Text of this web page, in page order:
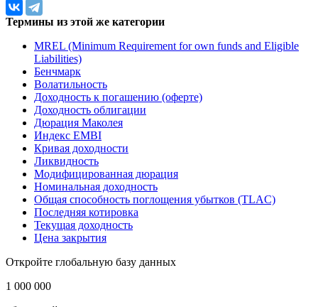
Термины из этой же категории
MREL (Minimum Requirement for own funds and Eligible
Liabilities)
Бенчмарк
Волатильность
Доходность к погашению (оферте)
Доходность облигации
Дюрация Маколея
Индекс EMBI
Кривая доходности
Ликвидность
Модифицированная дюрация
Номинальная доходность
Общая способность поглощения убытков (TLAC)
Последняя котировка
Текущая доходность
Цена закрытия
Откройте глобальную базу данных
1 000 000